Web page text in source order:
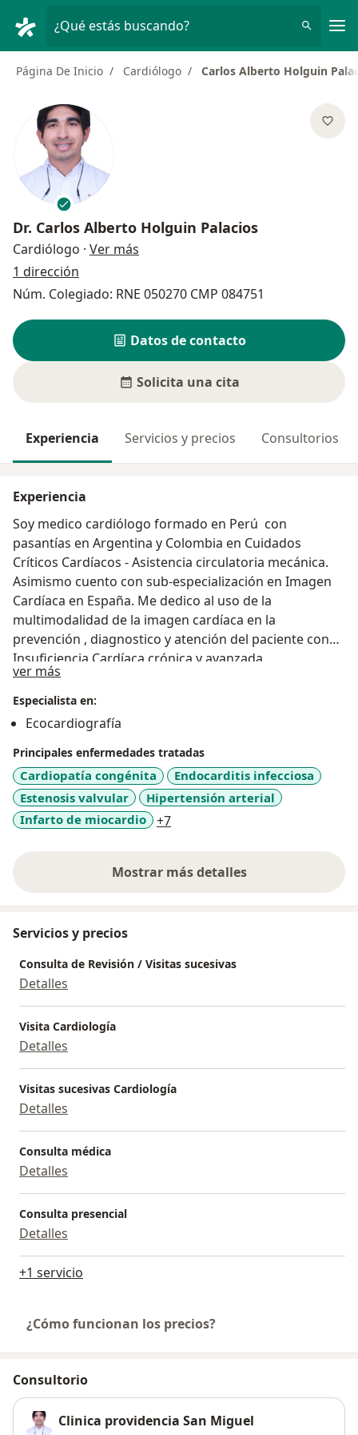
¿Qué estás buscando?
Página De Inicio Cardiólogo Carlos Alberto Holguin
Dr. Carlos Alberto Holguin Palacios
Cardiólogo · Ver más
1 dirección
Núm. Colegiado: RNE 050270 CMP 084751
Datos de contacto
Solicita una cita
Experiencia Servicios y precios Consultorios
Experiencia
Soy medico cardiólogo formado en Perú con
pasantías en Argentina y Colombia en Cuidados
Críticos Cardíacos - Asistencia circulatoria mecánica.
Asimismo cuento con sub-especialización en Imagen
Cardíaca en España. Me dedico al uso de la
multimodalidad de la imagen cardíaca en la
prevención , diagnostico y atención del paciente con
Insuficiencia Cardíaca crónica y avanzada.
ver más
Especialista en:
Ecocardiografía
Principales enfermedades tratadas
Cardiopatía congénita
Endocarditis infecciosa
Estenosis valvular
Hipertensión arterial
Infarto de miocardio
+7a11y_sr_more_diseases
Mostrar más detalles
sobre la experiencia
Servicios y precios
Consulta de Revisión / Visitas sucesivas
Detalles
Visita Cardiología
Detalles
Visitas sucesivas Cardiología
Detalles
Consulta médica
Detalles
Consulta presencial
Detalles
+1 servicio
¿Cómo funcionan los precios?
Consultorio
Clinica providencia San Miguel